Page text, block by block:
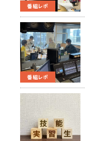
番組レポ
番組レポ